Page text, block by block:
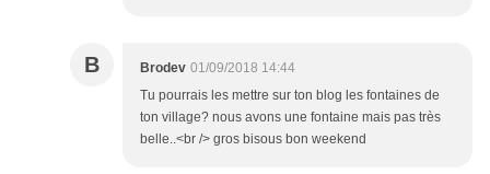
B Brodev 01/09/2018 14:44
Tu pourrais les mettre sur ton blog les fontaines de
ton village? nous avons une fontaine mais pas très
belle..<br /> gros bisous bon weekend